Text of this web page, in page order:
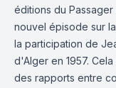
éditions du
nouvel épisode sur
la participation de
d'Alger en 1957.
des rapports entre